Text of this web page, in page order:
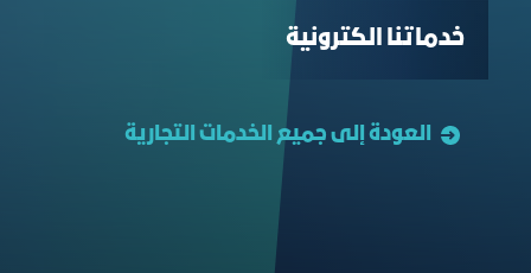
خدماتنا الكترونية
العودة إلى جميع الخدمات التجارية